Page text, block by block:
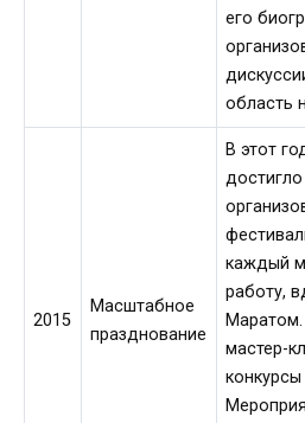
его
область
2015
Масштабное
празднование
В этот
каждый
работу,
мастер-